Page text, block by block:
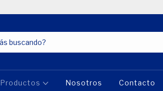
Productos Nosotros Contacto